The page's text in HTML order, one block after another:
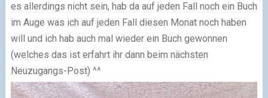
es allerdings nicht sein, hab da auf jeden Fall noch ein Buch
im Auge was ich auf jeden Fall diesen Monat noch haben
will und ich hab auch mal wieder ein Buch gewonnen
(welches das ist erfahrt ihr dann beim nächsten
Neuzugangs-Post) ^^